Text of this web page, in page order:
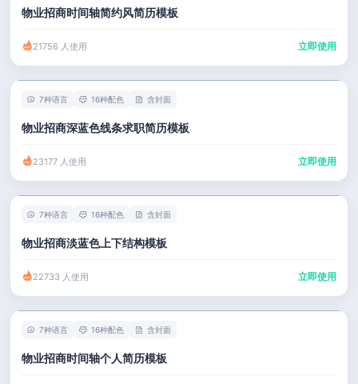
物业招商时间轴简约风简历模板
21756 人使用 立即使用
7种语言 16种配色 含封面
物业招商深蓝色线条求职简历模板
23177 人使用 立即使用
7种语言 16种配色 含封面
物业招商淡蓝色上下结构模板
22733 人使用 立即使用
7种语言 16种配色 含封面
物业招商时间轴个人简历模板